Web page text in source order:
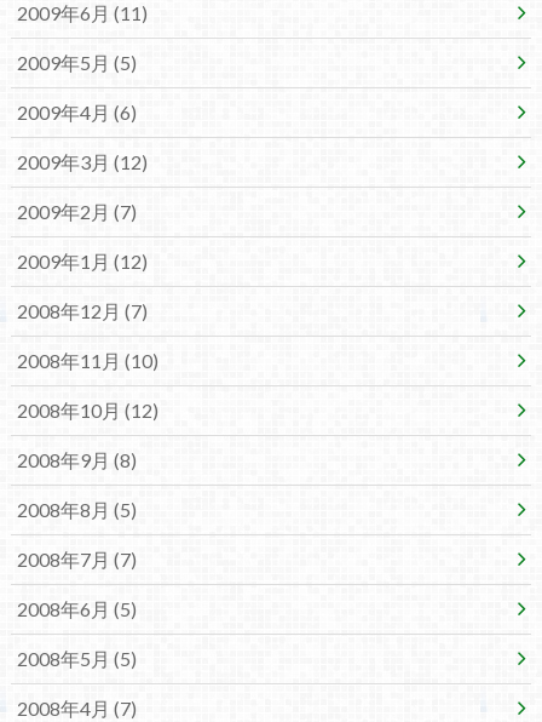
2009年6月 (11)
2009年5月 (5)
2009年4月 (6)
2009年3月 (12)
2009年2月 (7)
2009年1月 (12)
2008年12月 (7)
2008年11月 (10)
2008年10月 (12)
2008年9月 (8)
2008年8月 (5)
2008年7月 (7)
2008年6月 (5)
2008年5月 (5)
2008年4月 (7)